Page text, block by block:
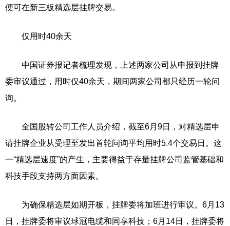
便可在新三板精选层挂牌交易。
仅用时40余天
中国证券报记者梳理发现，上述两家公司从申报到挂牌
委审议通过，用时仅40余天，期间两家公司都只经历一轮问
询。
全国股转公司工作人员介绍，截至6月9日，对精选层申
请挂牌企业从受理至发出首轮问询平均用时5.4个交易日。这
一“精选层速度”的产生，主要得益于存量挂牌公司监管基础和
科技手段支持两方面因素。
为确保精选层如期开板，挂牌委将加班进行审议。6月13
日，挂牌委将审议球冠电缆和同享科技；6月14日，挂牌委将